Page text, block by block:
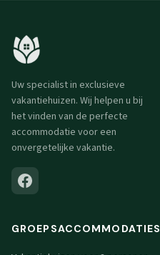
Uw specialist in exclusieve
vakantiehuizen. Wij helpen u bij
het vinden van de perfecte
accommodatie voor een
onvergetelijke vakantie.
GROEPSACCOMMODATIES